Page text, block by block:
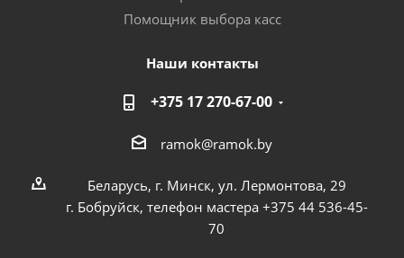
Помощник выбора касс
Наши контакты
+375 17 270-67-00
ramok@ramok.by
Беларусь, г. Минск, ул. Лермонтова, 29
г. Бобруйск, телефон мастера +375 44 536-45-
70